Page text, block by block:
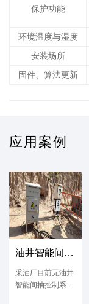
保护功能
环境温度与湿度
安装场所
固件、算法更新
应用案例
油井智能间抽控制系统
采油厂目前无油井
智能间抽控制系